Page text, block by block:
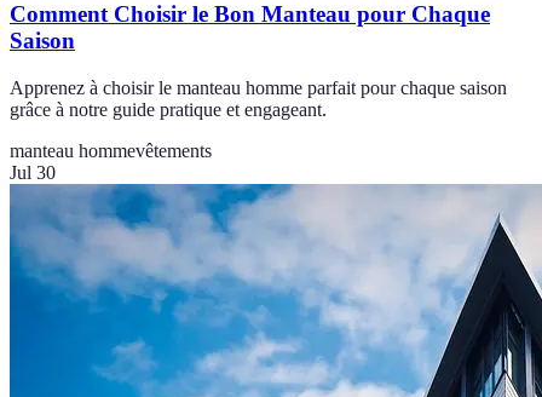
Comment Choisir le Bon Manteau pour Chaque
Saison
Apprenez à choisir le manteau homme parfait pour chaque saison
grâce à notre guide pratique et engageant.
manteau hommevêtements
Jul 30